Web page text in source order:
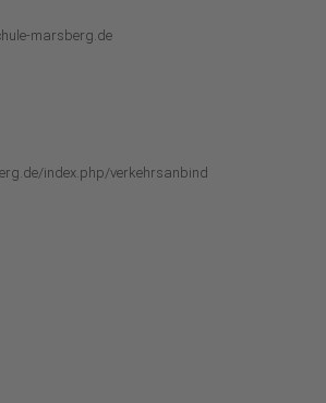
marsberg.de
index.php/verkehrsanbind